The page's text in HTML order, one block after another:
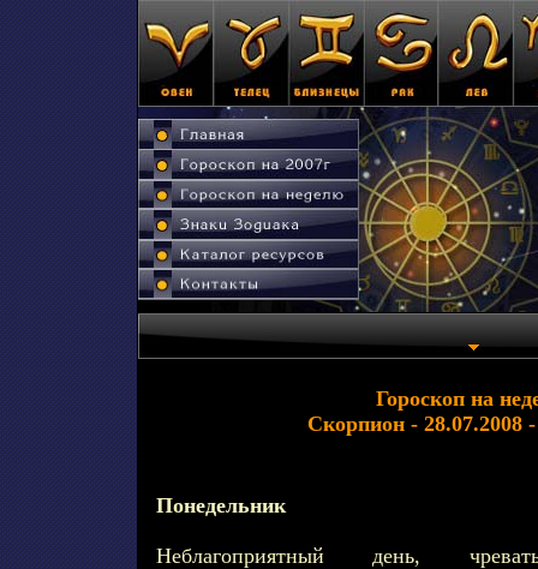
Гороскоп на
Скорпион - 28.07.2008 -
Понедельник
Неблагоприятный день,